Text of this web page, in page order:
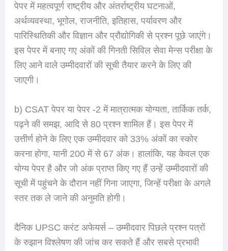
पेपर में महत्वपूर्ण राष्ट्रीय और अंतर्राष्ट्रीय घटनाओं,
अर्थव्यवस्था, भूगोल, राजनीति, इतिहास, पर्यावरण और
पारिस्थितिकी और विज्ञान और प्रौद्योगिकी से प्रश्न पूछे जाएंगे।
इस पेपर में बनाए गए अंकों की गिनती सिविल सेवा मेन्स परीक्षा के
लिए आने वाले उम्मीदवारों की सूची तैयार करने के लिए की
जाएगी।
b) CSAT पेपर या पेपर -2 में मात्रात्मक योग्यता, तार्किक तर्क,
पढ़ने की समझ, आदि से 80 प्रश्न शामिल हैं। इस पेपर में
उत्तीर्ण होने के लिए एक उम्मीदवार को 33% अंकों का स्कोर
करना होगा, यानी 200 में से 67 अंक। हालांकि, यह केवल एक
योग्य पेपर है और जो अंक प्राप्त किए गए हैं उन्हें उम्मीदवारों की
सूची में पहुंचने के दौरान नहीं गिना जाएगा, जिन्हें परीक्षा के अगले
स्तर तक ले जाने की अनुमति होगी।
दैनिक UPSC करंट अफेयर्स – उम्मीदवार पिछले प्रश्न पत्रों
के रुझान विश्लेषण की जांच कर सकते हैं और सबसे प्रभावी